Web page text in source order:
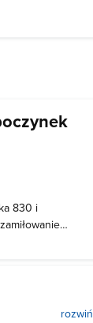
830 i
rozwiń